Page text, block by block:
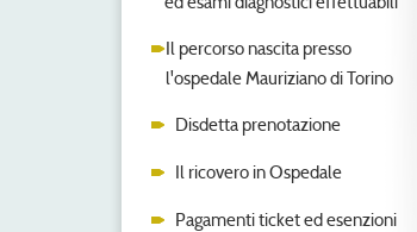
Il percorso nascita presso
l'ospedale Mauriziano di Torino
Disdetta prenotazione
Il ricovero in Ospedale
Pagamenti ticket ed esenzioni